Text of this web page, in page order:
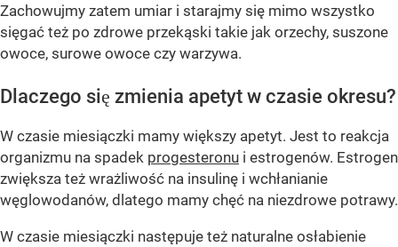
Zachowujmy zatem umiar i starajmy się mimo wszystko
sięgać też po zdrowe przekąski takie jak orzechy, suszone
owoce, surowe owoce czy warzywa.
Dlaczego się zmienia apetyt w czasie okresu?
W czasie miesiączki mamy większy apetyt. Jest to reakcja
organizmu na spadek progesteronu i estrogenów. Estrogen
zwiększa też wrażliwość na insulinę i wchłanianie
węglowodanów, dlatego mamy chęć na niezdrowe potrawy.
W czasie miesiączki następuje też naturalne osłabienie